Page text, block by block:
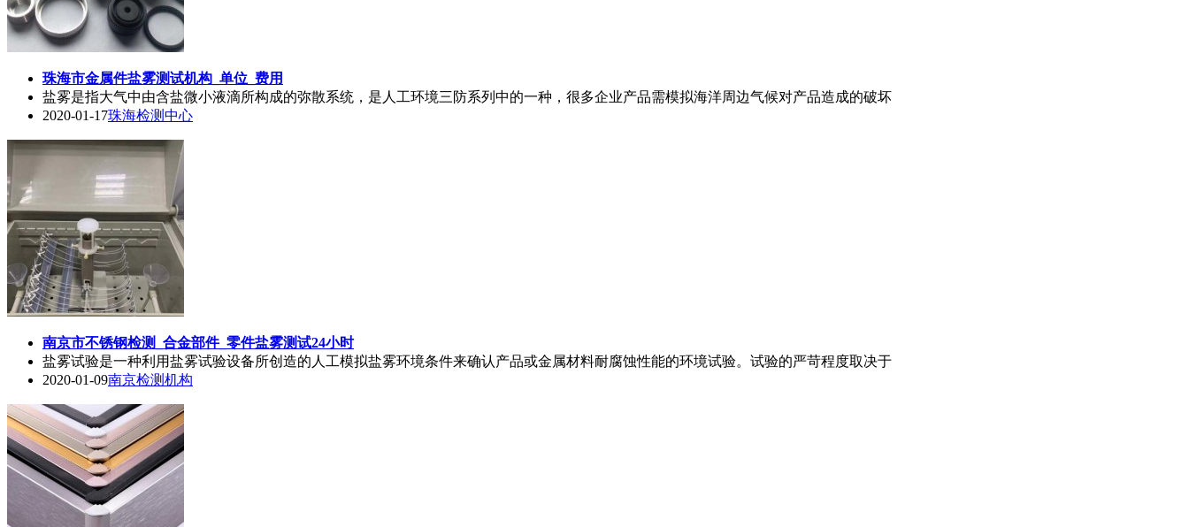
珠海市金属件盐雾测试机构_单位_费用
盐雾是指大气中由含盐微小液滴所构成的弥散系统，是人工环境三防系列中的一种，很多企业产品需模拟海洋周边气候对产品造成的破坏
2020-01-17珠海检测中心
南京市不锈钢检测_合金部件_零件盐雾测试24小时
盐雾试验是一种利用盐雾试验设备所创造的人工模拟盐雾环境条件来确认产品或金属材料耐腐蚀性能的环境试验。试验的严苛程度取决于
2020-01-09南京检测机构